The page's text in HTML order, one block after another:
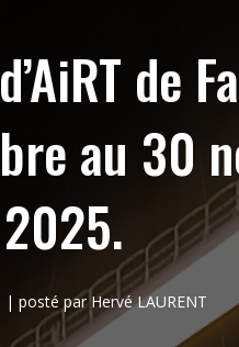
de
au 30
2025.
| posté par Hervé LAURENT